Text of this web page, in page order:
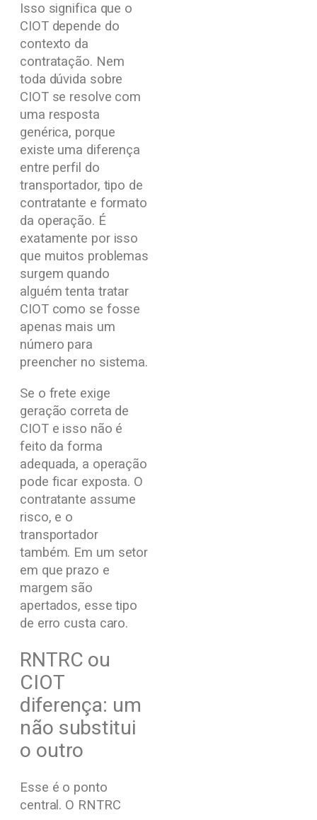
Isso significa que o
CIOT depende do
contexto da
contratação. Nem
toda dúvida sobre
CIOT se resolve com
uma resposta
genérica, porque
existe uma diferença
entre perfil do
transportador, tipo de
contratante e formato
da operação. É
exatamente por isso
que muitos problemas
surgem quando
alguém tenta tratar
CIOT como se fosse
apenas mais um
número para
preencher no sistema.
Se o frete exige
geração correta de
CIOT e isso não é
feito da forma
adequada, a operação
pode ficar exposta. O
contratante assume
risco, e o
transportador
também. Em um setor
em que prazo e
margem são
apertados, esse tipo
de erro custa caro.
RNTRC ou
CIOT
diferença: um
não substitui
o outro
Esse é o ponto
central. O RNTRC